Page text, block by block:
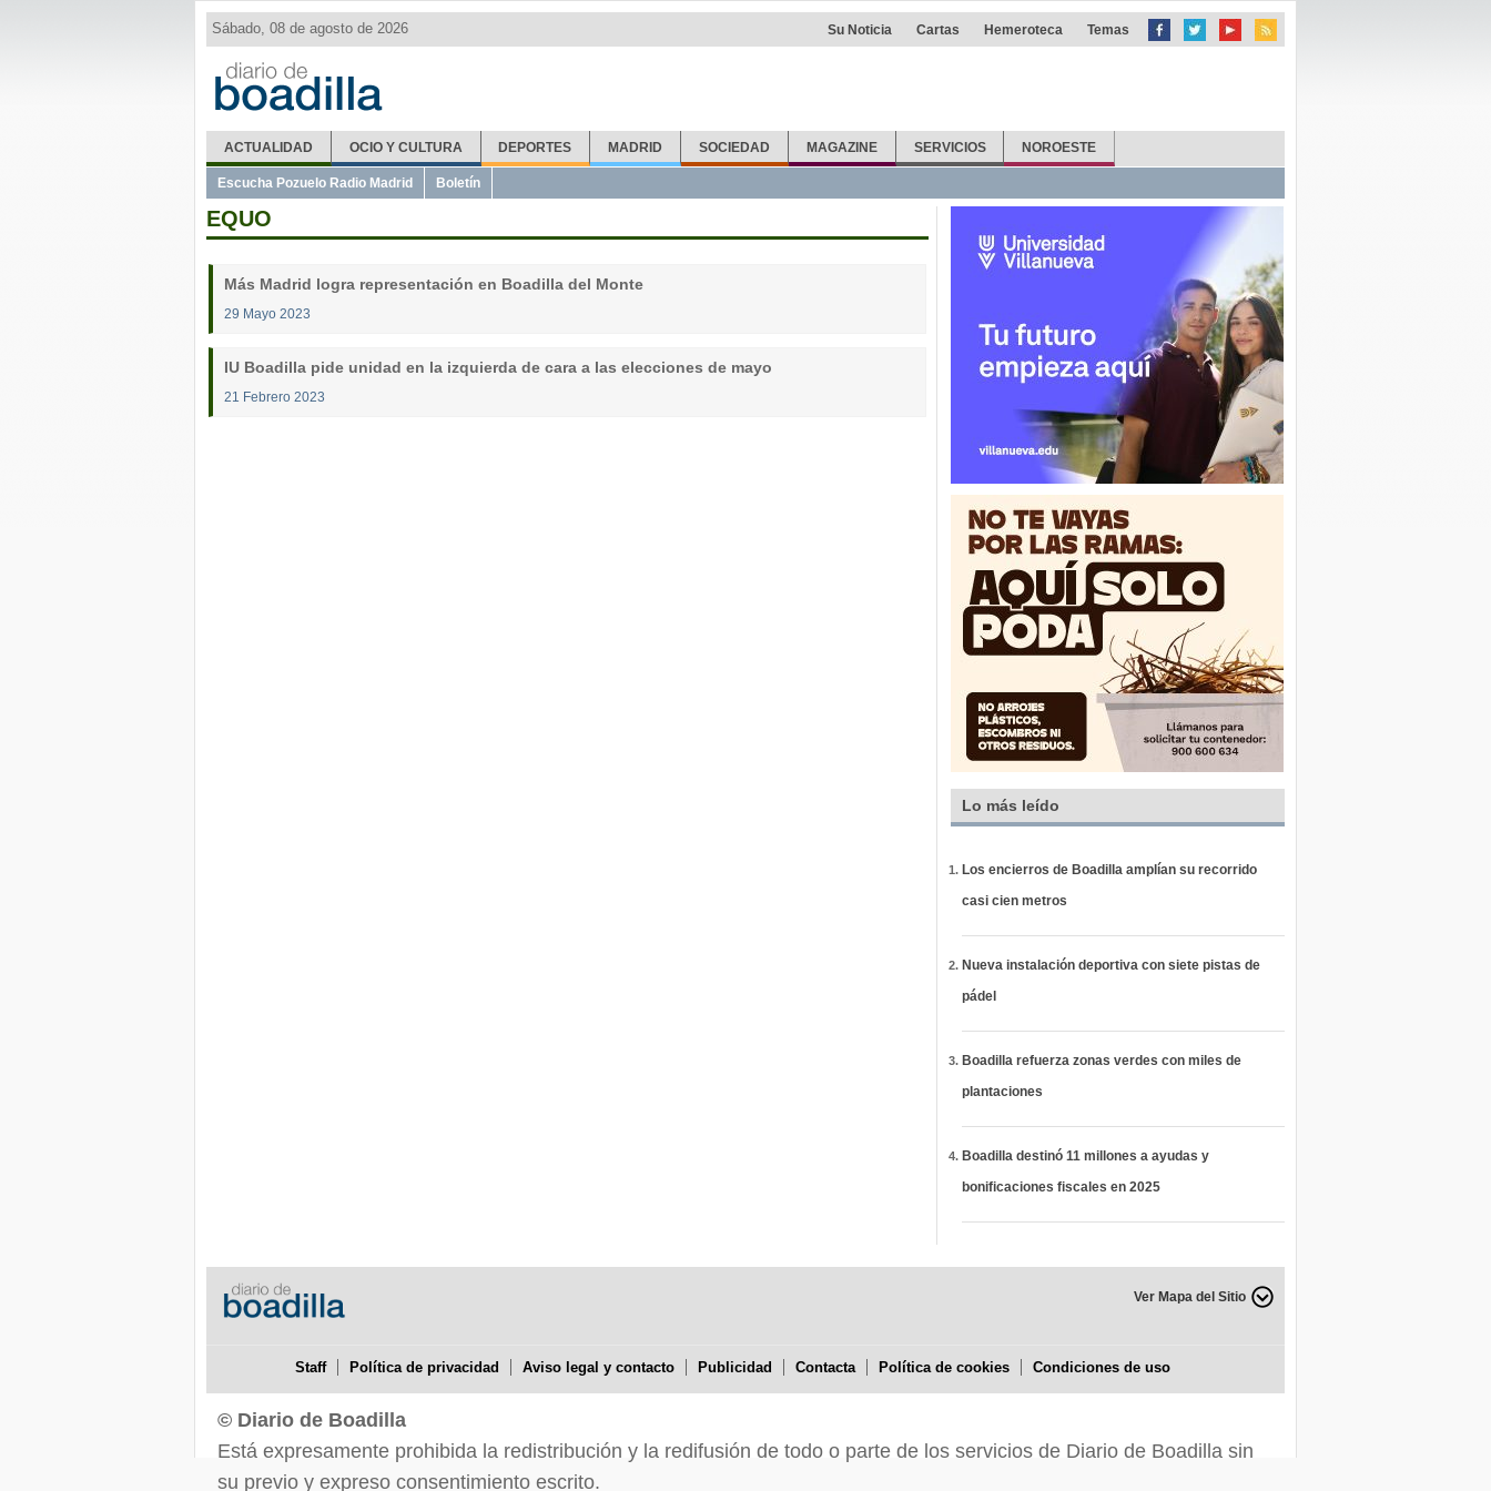
Sábado, 08 de agosto de 2026 Su Noticia Cartas Hemeroteca Temas
ACTUALIDAD OCIO Y CULTURA DEPORTES MADRID SOCIEDAD MAGAZINE SERVICIOS NOROESTE
Escucha Pozuelo Radio Madrid Boletín
EQUO
Más Madrid logra representación en Boadilla del Monte
29 Mayo 2023
IU Boadilla pide unidad en la izquierda de cara a las elecciones de mayo
21 Febrero 2023
Lo más leído
Los encierros de Boadilla amplían su recorrido
casi cien metros
Nueva instalación deportiva con siete pistas de
pádel
Boadilla refuerza zonas verdes con miles de
plantaciones
Boadilla destinó 11 millones a ayudas y
bonificaciones fiscales en 2025
Ver Mapa del Sitio
Staff Política de privacidad Aviso legal y contacto Publicidad Contacta Política de cookies Condiciones de uso
© Diario de Boadilla
Está expresamente prohibida la redistribución y la redifusión de todo o parte de los servicios de Diario de Boadilla sin
su previo y expreso consentimiento escrito.